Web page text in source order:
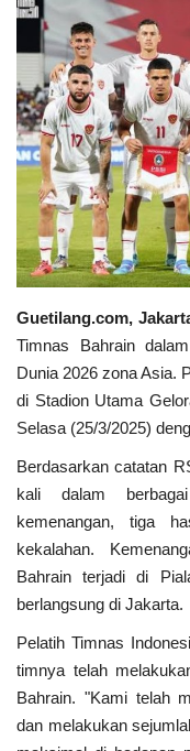
Keamanan
Kejahatan
Cybers Event
UMKM & Ekonomi
Pekerja Migran
Ekonomi
Pendidikan
Informasi Journalism
Olahraga
Kesehatan
Layanan Publik
Guetilang.com,
Timnas Bahrain
Dunia 2026 zona Asia.
di Stadion Utama
Selasa (25/3/2025)
Berdasarkan catatan
kali dalam
kemenangan, tiga
kekalahan.
Bahrain terjadi di
berlangsung di Jakarta.
Pelatih Timnas
timnya telah
Bahrain. "Kami telah
dan melakukan